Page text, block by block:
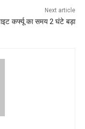
Next article
कर्फ्यू का समय 2 घंटे बड़ा